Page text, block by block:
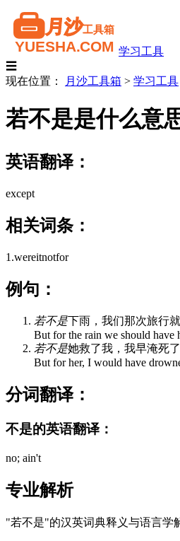
学习工具
☰
现在位置：
月沙工具箱 > 学习工具
若不是是什么意
英语翻译：
except
相关词条：
1.wereitnotfor
例句：
若不是下雨，我们那次旅行就
But for the rain we should have
若不是她救了我，我早淹死了
But for her, I would have
分词翻译：
不是的英语翻译：
no; ain't
专业解析
"若不是"的汉英词典释义与语言学